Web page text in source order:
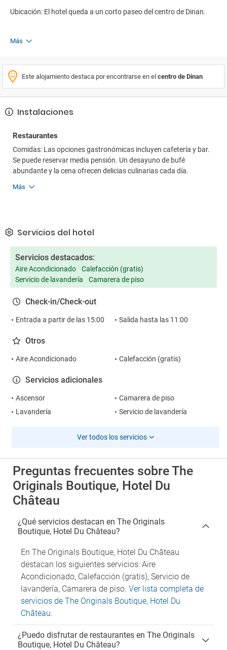
Ubicación: El hotel queda a un corto paseo del centro de Dinan.
Más
Este alojamiento destaca por encontrarse en el centro de Dinan
Instalaciones
Restaurantes
Comidas: Las opciones gastronómicas incluyen cafetería y bar.
Se puede reservar media pensión. Un desayuno de bufé
abundante y la cena ofrecen delicias culinarias cada día.
Más
Servicios del hotel
Servicios destacados:
Aire Acondicionado
Calefacción (gratis)
Servicio de lavandería
Camarera de piso
Check-in/Check-out
Entrada a partir de las 15:00 Salida hasta las 11:00
Otros
Aire Acondicionado Calefacción (gratis)
Servicios adicionales
Ascensor
Camarera de piso
Lavandería
Servicio de lavandería
Ver todos los servicios
Preguntas frecuentes sobre The
Originals Boutique, Hotel Du
Château
¿Qué servicios destacan en The Originals
Boutique, Hotel Du Château?
En The Originals Boutique, Hotel Du Château
destacan los siguientes servicios: Aire
Acondicionado, Calefacción (gratis), Servicio de
lavandería, Camarera de piso. Ver lista completa de
servicios de The Originals Boutique, Hotel Du
Château.
¿Puedo disfrutar de restaurantes en The Originals
Boutique, Hotel Du Château?